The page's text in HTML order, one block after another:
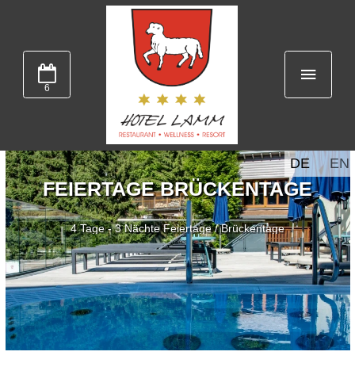
6
DE EN
FEIERTAGE BRÜCKENTAGE
4 Tage - 3 Nächte Feiertage / Brückentage